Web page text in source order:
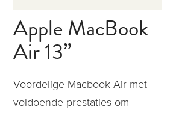
Apple MacBook
Air 13”
Voordelige Macbook Air met
voldoende prestaties om